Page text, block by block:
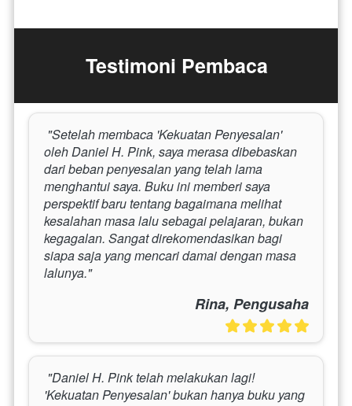
Testimoni Pembaca
oleh Daniel H. Pink, saya merasa dibebaskan
dari beban penyesalan yang telah lama
menghantui saya. Buku ini memberi saya
perspektif baru tentang bagaimana melihat
kesalahan masa lalu sebagai pelajaran, bukan
kegagalan. Sangat direkomendasikan bagi
siapa saja yang mencari damai dengan masa
lalunya."
Rina, Pengusaha
'Kekuatan Penyesalan' bukan hanya buku yang